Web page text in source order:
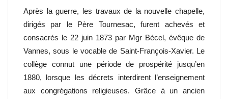
Après la guerre, les travaux de la nouvelle chapelle,
dirigés par le Père Tournesac, furent achevés et
consacrés le 22 juin 1873 par Mgr Bécel, évêque de
Vannes, sous le vocable de Saint-François-Xavier. Le
collège connut une période de prospérité jusqu’en
1880, lorsque les décrets interdirent l’enseignement
aux congrégations religieuses. Grâce à un ancien